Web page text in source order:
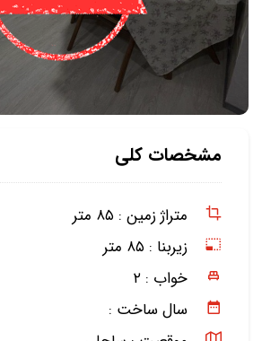
مشخصات کلی
متراژ زمین : ۸۵ متر
زیربنا : ۸۵ متر
خواب : ۲
سال ساخت :